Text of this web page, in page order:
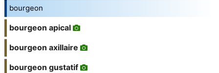
bourgeon
bourgeon apical
bourgeon axillaire
bourgeon gustatif